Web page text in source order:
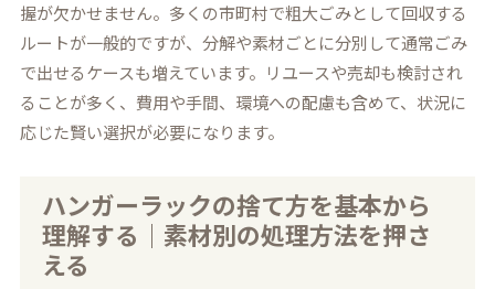
握が欠かせません。多くの市町村で粗大ごみとして回収する
ルートが一般的ですが、分解や素材ごとに分別して通常ごみ
で出せるケースも増えています。リユースや売却も検討され
ることが多く、費用や手間、環境への配慮も含めて、状況に
応じた賢い選択が必要になります。
ハンガーラックの捨て方を基本から
理解する｜素材別の処理方法を押さ
える